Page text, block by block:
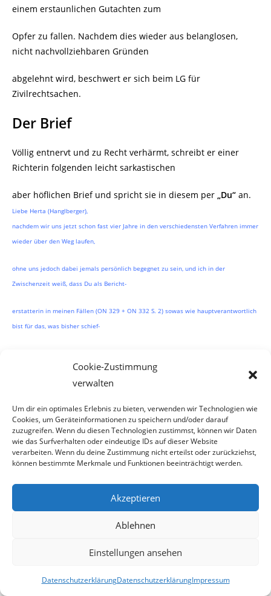
Cookie-Zustimmung
verwalten
Um dir ein optimales Erlebnis zu bieten, verwenden wir Technologien wie
Cookies, um Geräteinformationen zu speichern und/oder darauf
zuzugreifen. Wenn du diesen Technologien zustimmst, können wir Daten
wie das Surfverhalten oder eindeutige IDs auf dieser Website
verarbeiten. Wenn du deine Zustimmung nicht erteilst oder zurückziehst,
können bestimmte Merkmale und Funktionen beeinträchtigt werden.
Akzeptieren
Ablehnen
Einstellungen ansehen
DatenschutzerklärungDatenschutzerklärungImpressum
einem erstaunlichen Gutachten zum
Opfer zu fallen. Nachdem dies wieder aus belanglosen,
nicht nachvollziehbaren Gründen
abgelehnt wird, beschwert er sich beim LG für
Zivilrechtsachen.
Der Brief
Völlig entnervt und zu Recht verhärmt, schreibt er einer
Richterin folgenden leicht sarkastischen
aber höflichen Brief und spricht sie in diesem per „Du“ an.
Liebe Herta (Hanglberger),
nachdem wir uns jetzt schon fast vier Jahre in den verschiedensten Verfahren immer
wieder über den Weg laufen,
ohne uns jedoch dabei jemals persönlich begegnet zu sein, und ich in der
Zwischenzeit weiß, dass Du als Bericht-
erstatterin in meinen Fällen (ON 329 + ON 332 S. 2) sowas wie hauptverantwortlich
bist für das, was bisher schief-
dass ich Dir einmal einen persön-
Da es nicht besonders gut aussieht, wenn die Gegenseite davon nichts weiß, habe
ich mir gedacht, dass es wahr-
scheinlich besser ist, wenn ich das gleich im Anschluß an den obigen Rekurs mache.
Verzeih mir bitte, wenn ich Dich so ganz ungeniert mit Du anschreibe, aber jetzt
kennen wir uns doch schon so
viele Jahre. Wie Du sicher in meinen zahlreichen Schriftsätzen bemerkt haben wirst,
gemacht, euer halbschwuchtiges Juristendeutsch – wenn auch nur halbwegs – zu